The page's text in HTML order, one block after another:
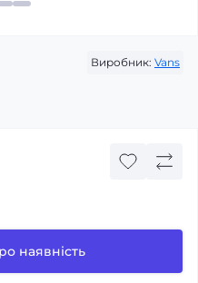
Виробник: Vans
наявність